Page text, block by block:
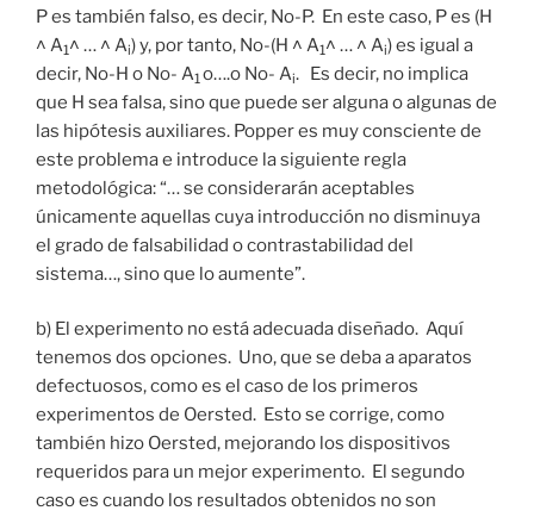
P es también falso, es decir, No-P. En este caso, P es (H
˄ A1˄ … ˄ Ai) y, por tanto, No-(H ˄ A1˄ … ˄ Ai) es igual a
decir, No-H o No- A1 o….o No- Ai. Es decir, no implica
que H sea falsa, sino que puede ser alguna o algunas de
las hipótesis auxiliares. Popper es muy consciente de
este problema e introduce la siguiente regla
metodológica: “… se considerarán aceptables
únicamente aquellas cuya introducción no disminuya
el grado de falsabilidad o contrastabilidad del
sistema…, sino que lo aumente”.
b) El experimento no está adecuada diseñado. Aquí
tenemos dos opciones. Uno, que se deba a aparatos
defectuosos, como es el caso de los primeros
experimentos de Oersted. Esto se corrige, como
también hizo Oersted, mejorando los dispositivos
requeridos para un mejor experimento. El segundo
caso es cuando los resultados obtenidos no son